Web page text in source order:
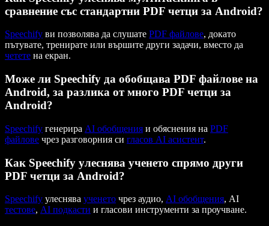
сравнение със стандартни PDF четци за Android?
Speechify ви позволява да слушате PDF файлове, докато
пътувате, тренирате или вършите други задачи, вместо да
четете на екран.
Може ли Speechify да обобщава PDF файлове на
Android, за разлика от много PDF четци за
Android?
Speechify генерира AI обобщения и обяснения на PDF
файлове чрез разговорния си гласов AI асистент.
Как Speechify улеснява ученето спрямо други
PDF четци за Android?
Speechify улеснява ученето чрез аудио, AI обобщения, AI
тестове, AI подкасти и гласови инструменти за проучване.